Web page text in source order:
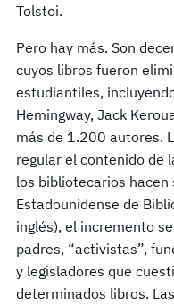
Tolstoi.
Pero hay más. Son
cuyos libros fueron
estudiantiles,
Hemingway, Jack
más de 1.200 autores.
regular el contenido de
los bibliotecarios hacen
Estadounidense de
inglés), el incremento
padres, “activistas”,
y legisladores que
determinados libros.